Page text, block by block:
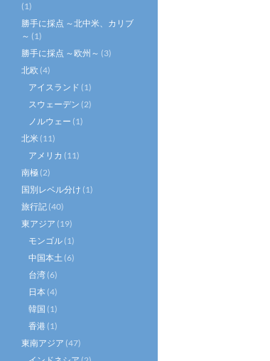
(1)
勝手に採点 ～北中米、カリブ
～ (1)
勝手に採点 ～欧州～ (3)
北欧 (4)
アイスランド (1)
スウェーデン (2)
ノルウェー (1)
北米 (11)
アメリカ (11)
南極 (2)
国別レベル分け (1)
旅行記 (40)
東アジア (19)
モンゴル (1)
中国本土 (6)
台湾 (6)
日本 (4)
韓国 (1)
香港 (1)
東南アジア (47)